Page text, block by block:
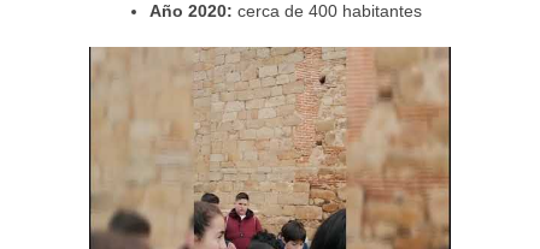
Año 2020: cerca de 400 habitantes